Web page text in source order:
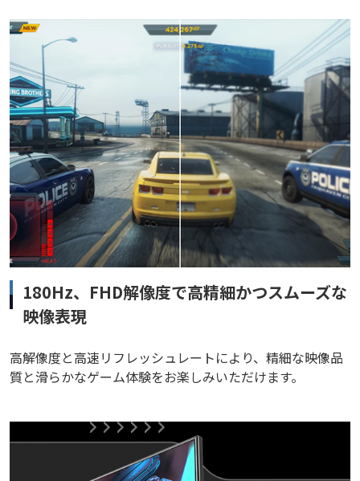
180Hz、FHD解像度で高精細かつスムーズな
映像表現
高解像度と高速リフレッシュレートにより、精細な映像品
質と滑らかなゲーム体験をお楽しみいただけます。